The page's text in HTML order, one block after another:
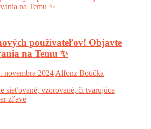
používateľov! Objavte
na Temu ✨
novembra 2024 Alfonz Botička